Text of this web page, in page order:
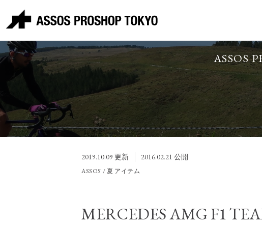
ASSOS
2019.10.09 更新 2016.02.21 公開
ASSOS / 夏 アイテム
MERCEDES AMG F1